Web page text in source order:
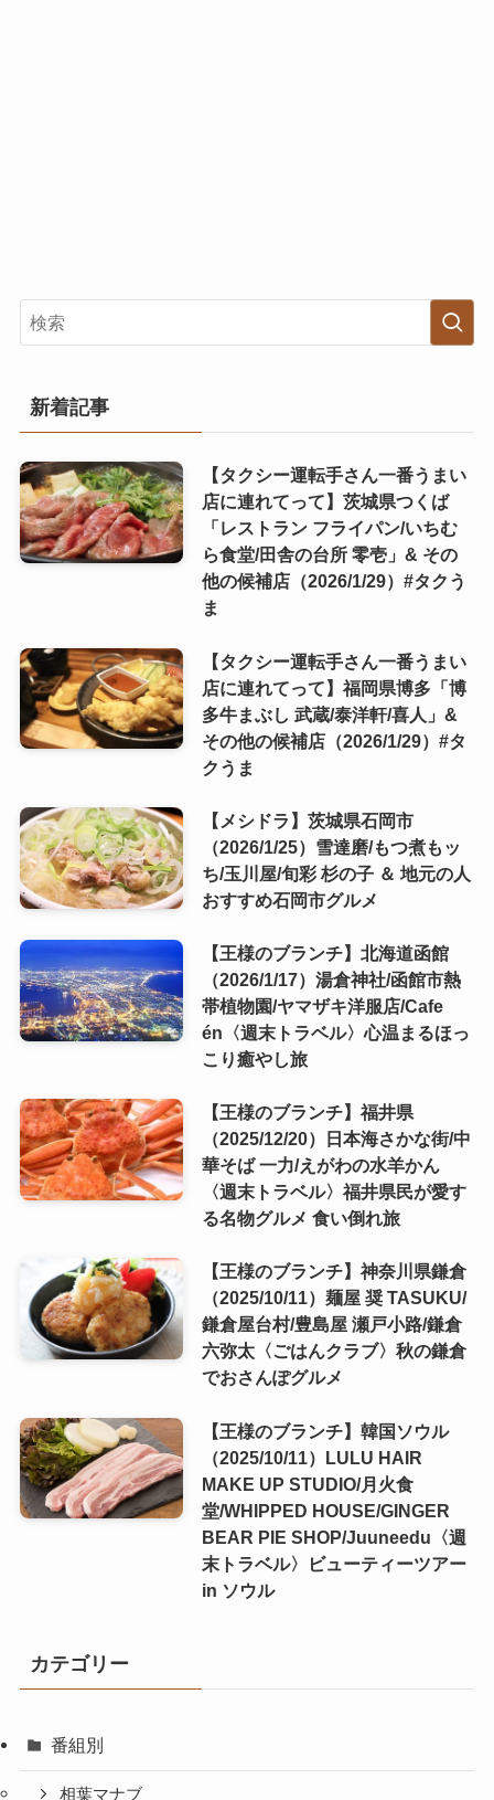
新着記事
【タクシー運転手さん一番うまい
店に連れてって】茨城県つくば
「レストラン フライパン/いちむ
ら食堂/田舎の台所 零壱」& その
他の候補店（2026/1/29）#タクう
ま
【タクシー運転手さん一番うまい
店に連れてって】福岡県博多「博
多牛まぶし 武蔵/泰洋軒/喜人」&
その他の候補店（2026/1/29）#タ
クうま
【メシドラ】茨城県石岡市
（2026/1/25）雪達磨/もつ煮もッ
ち/玉川屋/旬彩 杉の子 ＆ 地元の人
おすすめ石岡市グルメ
【王様のブランチ】北海道函館
（2026/1/17）湯倉神社/函館市熱
帯植物園/ヤマザキ洋服店/Cafe
én〈週末トラベル〉心温まるほっ
こり癒やし旅
【王様のブランチ】福井県
（2025/12/20）日本海さかな街/中
華そば 一力/えがわの水羊かん
〈週末トラベル〉福井県民が愛す
る名物グルメ 食い倒れ旅
【王様のブランチ】神奈川県鎌倉
（2025/10/11）麺屋 奨 TASUKU/
鎌倉屋台村/豊島屋 瀬戸小路/鎌倉
六弥太〈ごはんクラブ〉秋の鎌倉
でおさんぽグルメ
【王様のブランチ】韓国ソウル
（2025/10/11）LULU HAIR
MAKE UP STUDIO/月火食
堂/WHIPPED HOUSE/GINGER
BEAR PIE SHOP/Juuneedu〈週
末トラベル〉ビューティーツアー
in ソウル
カテゴリー
番組別
相葉マナブ